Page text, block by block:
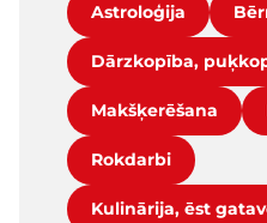
Astroloģija
Dārzkopība,
Makšķerēšana
Rokdarbi
Kulinārija, ēst